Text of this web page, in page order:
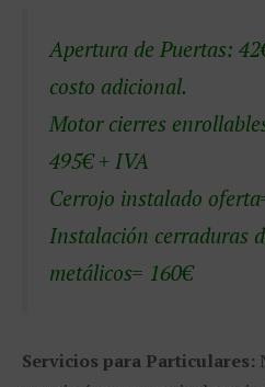
Apertura de Puertas:
costo adicional.
Motor cierres
495€ + IVA
Cerrojo instalado
Instalación cerraduras
metálicos= 160€
Servicios para Particulares: